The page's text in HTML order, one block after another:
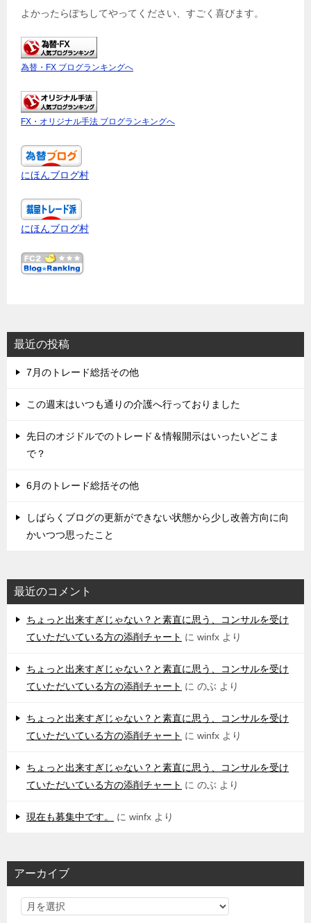
よかったらぽちしてやってください、すごく喜びます。
為替・FX ブログランキングへ
FX・オリジナル手法 ブログランキングへ
にほんブログ村
にほんブログ村
最近の投稿
7月のトレード総括その他
この週末はいつも通りの介護へ行っておりました
先日のオジドルでのトレード＆情報開示はいったいどこま
で？
6月のトレード総括その他
しばらくブログの更新ができない状態から少し改善方向に向
かいつつ思ったこと
最近のコメント
ちょっと出来すぎじゃない？と素直に思う、コンサルを受け
ていただいている方の添削チャート に winfx より
ちょっと出来すぎじゃない？と素直に思う、コンサルを受け
ていただいている方の添削チャート に のぶ より
ちょっと出来すぎじゃない？と素直に思う、コンサルを受け
ていただいている方の添削チャート に winfx より
ちょっと出来すぎじゃない？と素直に思う、コンサルを受け
ていただいている方の添削チャート に のぶ より
現在も募集中です。 に winfx より
アーカイブ